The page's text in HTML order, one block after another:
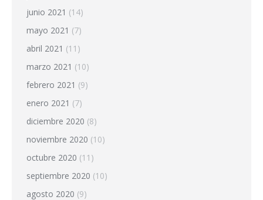
junio 2021 (14)
mayo 2021 (7)
abril 2021 (11)
marzo 2021 (10)
febrero 2021 (9)
enero 2021 (7)
diciembre 2020 (8)
noviembre 2020 (10)
octubre 2020 (11)
septiembre 2020 (10)
agosto 2020 (9)